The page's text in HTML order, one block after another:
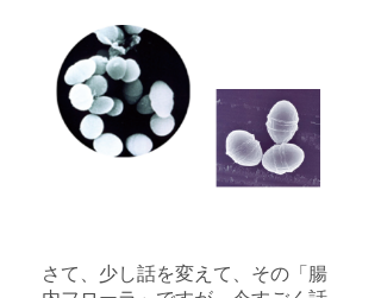
さて、少し話を変えて、その「腸